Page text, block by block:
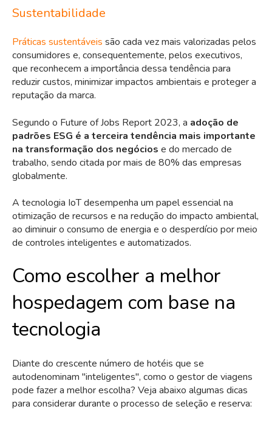
Sustentabilidade
Práticas sustentáveis são cada vez mais valorizadas pelos
consumidores e, consequentemente, pelos executivos,
que reconhecem a importância dessa tendência para
reduzir custos, minimizar impactos ambientais e proteger a
reputação da marca.
Segundo o Future of Jobs Report 2023, a adoção de
padrões ESG é a terceira tendência mais importante
na transformação dos negócios e do mercado de
trabalho, sendo citada por mais de 80% das empresas
globalmente.
A tecnologia IoT desempenha um papel essencial na
otimização de recursos e na redução do impacto ambiental,
ao diminuir o consumo de energia e o desperdício por meio
de controles inteligentes e automatizados.
Como escolher a melhor
hospedagem com base na
tecnologia
Diante do crescente número de hotéis que se
autodenominam "inteligentes", como o gestor de viagens
pode fazer a melhor escolha? Veja abaixo algumas dicas
para considerar durante o processo de seleção e reserva: